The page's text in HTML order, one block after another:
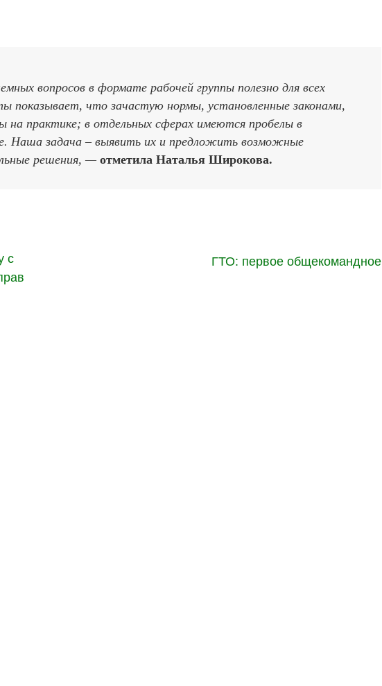
вопросов в формате рабочей группы полезно для всех
показывает, что зачастую нормы, установленные законами,
на практике; в отдельных сферах имеются пробелы в
Наша задача – выявить их и предложить возможные
решения, —отметила Наталья Широкова.
с
ГТО: первое общекомандное